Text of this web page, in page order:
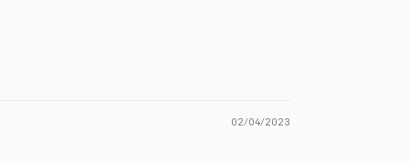
02/04/2023